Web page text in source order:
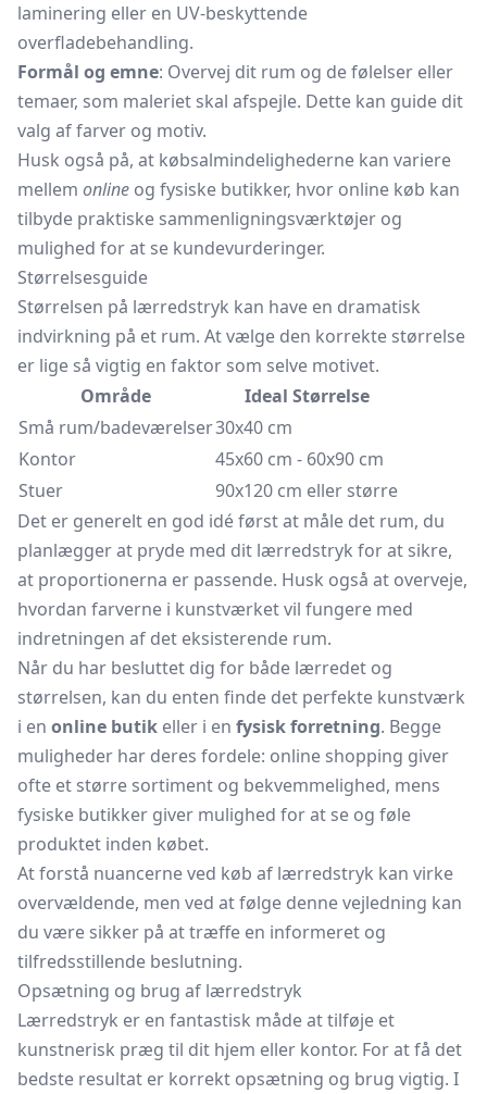
laminering eller en UV-beskyttende
overfladebehandling.
Formål og emne: Overvej dit rum og de følelser eller
temaer, som maleriet skal afspejle. Dette kan guide dit
valg af farver og motiv.
Husk også på, at købsalmindelighederne kan variere
mellem online og fysiske butikker, hvor online køb kan
tilbyde praktiske sammenligningsværktøjer og
mulighed for at se kundevurderinger.
Størrelsesguide
Størrelsen på lærredstryk kan have en dramatisk
indvirkning på et rum. At vælge den korrekte størrelse
er lige så vigtig en faktor som selve motivet.
Område
Ideal Størrelse
Små rum/badeværelser30x40 cm
Kontor
45x60 cm - 60x90 cm
Stuer
90x120 cm eller større
Det er generelt en god idé først at måle det rum, du
planlægger at pryde med dit lærredstryk for at sikre,
at proportionerna er passende. Husk også at overveje,
hvordan farverne i kunstværket vil fungere med
indretningen af det eksisterende rum.
Når du har besluttet dig for både lærredet og
størrelsen, kan du enten finde det perfekte kunstværk
i en online butik eller i en fysisk forretning. Begge
muligheder har deres fordele: online shopping giver
ofte et større sortiment og bekvemmelighed, mens
fysiske butikker giver mulighed for at se og føle
produktet inden købet.
At forstå nuancerne ved køb af lærredstryk kan virke
overvældende, men ved at følge denne vejledning kan
du være sikker på at træffe en informeret og
tilfredsstillende beslutning.
Opsætning og brug af lærredstryk
Lærredstryk er en fantastisk måde at tilføje et
kunstnerisk præg til dit hjem eller kontor. For at få det
bedste resultat er korrekt opsætning og brug vigtig. I